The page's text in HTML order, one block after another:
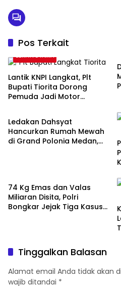
Pos Terkait
BERITA UTAMA
Lantik KNPI Langkat, Plt
Bupati Tiorita Dorong
Pemuda Jadi Motor
BERITA UTAMA
Ledakan Dahsyat
Hancurkan Rumah Mewah
di Grand Polonia Medan,
74 Kg Emas dan Valas
Miliaran Disita, Polri
Bongkar Jejak Tiga Kasus
Tinggalkan Balasan
Alamat email Anda tidak akan
wajib ditandai *